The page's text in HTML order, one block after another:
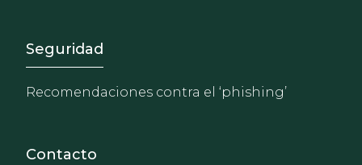
Footer - Extranet y
Seguridad
Recomendaciones contra el ‘phishing’
Contacto